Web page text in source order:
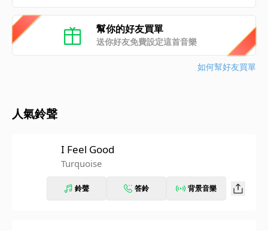
幫你的好友買單
送你好友免費設定這首音樂
如何幫好友買單
人氣鈴聲
I Feel Good
Turquoise
鈴聲 答鈴 背景音樂